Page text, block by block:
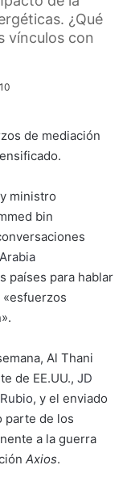
¿Qué
vínculos con
10
de mediación
ministro
bin
Arabia
países para hablar
Al Thani
de EE.UU., JD
, y el enviado
parte de los
a la guerra
Axios.